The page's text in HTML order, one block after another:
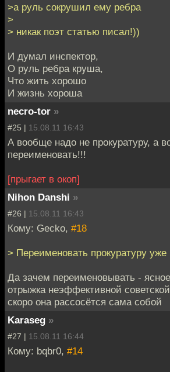
>а руль сокрушил ему ребра
>
> никак поэт статью писал!))
И думал инспектор,
О руль ребра круша,
Что жить хорошо
И жизнь хороша
necro-tor »
#25 | 15.08.11 16:43
А вообще надо не прокуратуру, а
переименовать!!!
[прыгает в окоп]
Nihon Danshi »
#26 | 15.08.11 16:43
Кому: Gecko, #18
> Переименовать прокуратуру уже
Да зачем переименовывать -
отрыжка неэффективной
скоро она рассосётся сама собой
Karaseg »
#27 | 15.08.11 16:44
Кому: bqbr0, #14